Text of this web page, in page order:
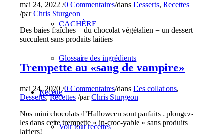
CACHÈRE
Glossaire des ingrédients
Recette
Voir tout recettes
mai 24, 2022 /0 Commentaires/dansDesserts,Recettes
/parChris Sturgeon
Des baies fraîches + du chocolat végétalien = un dessert
succulent sans produits laitiers
Trempette au «sang de vampire»
mai 24, 2020 /0 Commentaires/dansDes collations,
Desserts,Recettes /parChris Sturgeon
Nos mini chocolats d’Halloween sont parfaits : plongez-
les dans cette trempette « in-croc-yable » sans produits
laitiers!